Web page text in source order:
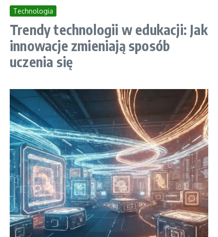
Technologia
Trendy technologii w edukacji: Jak
innowacje zmieniają sposób
uczenia się